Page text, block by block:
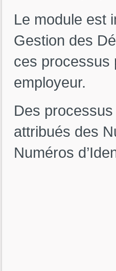
Le module est
Gestion des
ces processus
employeur.
Des
attribués des
Numéros